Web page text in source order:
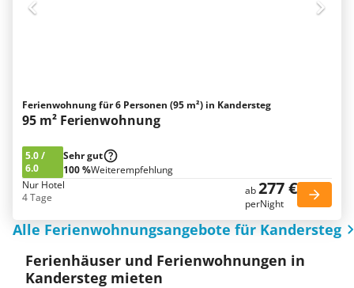
Ferienwohnung für 6 Personen (95 m²) in Kandersteg
95 m² Ferienwohnung
5.0/
6.0
Sehr gut
100 %Weiterempfehlung
Nur Hotel
4 Tage
ab277 €
perNight
Alle Ferienwohnungsangebote für Kandersteg
Ferienhäuser und Ferienwohnungen in
Kandersteg mieten